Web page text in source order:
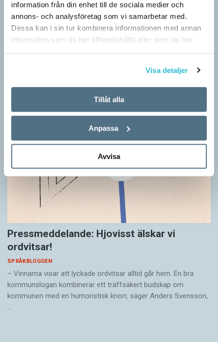
information från din enhet till de sociala medier och
annons- och analysföretag som vi samarbetar med.
Dessa kan i sin tur kombinera informationen med annan
information som du har tillhandahållit eller som de har
samlat in när du har använt deras tjänster.
Visa detaljer
Tillåt alla
Anpassa
Avvisa
Pressmeddelande: Hjovisst älskar vi
ordvitsar!
SPRÅKBLOGGEN
– Vinnarna visar att lyckade ordvitsar alltid går hem. En bra
kommunslogan kombinerar ett träffsäkert budskap om
kommunen med en humoristisk knorr, säger Anders Svensson,
…